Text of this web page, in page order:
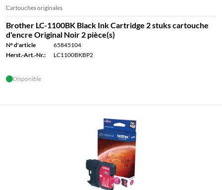
Cartouches originales
Brother LC-1100BK Black Ink Cartridge 2 stuks cartouche
d'encre Original Noir 2 pièce(s)
N° d'article
65845104
Herst.-Art.-Nr.:
LC1100BKBP2
Disponible